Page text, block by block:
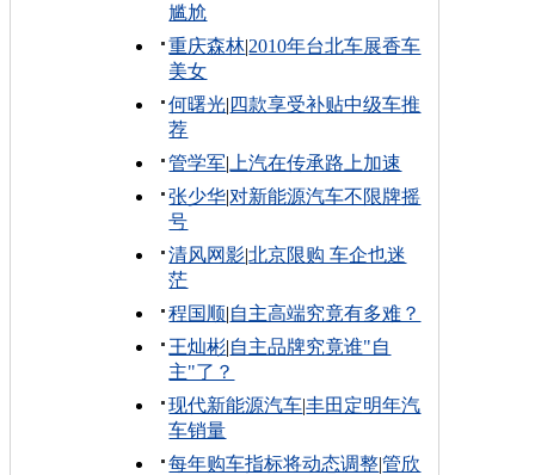
尴尬
重庆森林|2010年台北车展香车
美女
何曙光| 四款享受补贴中级车推
荐
管学军| 上汽在传承路上加速
张少华|对新能源汽车不限牌摇
号
清风网影|北京限购 车企也迷
茫
程国顺|自主高端究竟有多难？
王灿彬|自主品牌究竟谁"自
主"了？
现代新能源汽车|丰田定明年汽
车销量
每年购车指标将动态调整|管欣